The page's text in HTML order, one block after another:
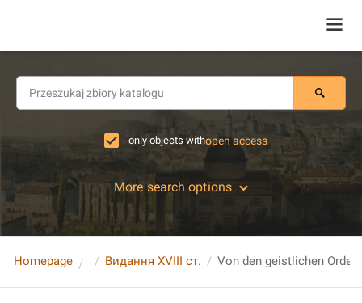
only objects withopen access
More search options
Homepage Видання XVIII ст. Von den geistlichen